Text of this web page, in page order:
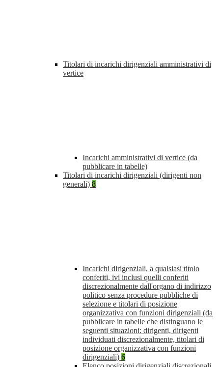
Titolari di incarichi dirigenziali amministrativi di
vertice
Incarichi amministrativi di vertice (da
pubblicare in tabelle)
Titolari di incarichi dirigenziali (dirigenti non
generali) 8
Incarichi dirigenziali, a qualsiasi titolo
conferiti, ivi inclusi quelli conferiti
discrezionalmente dall'organo di indirizzo
politico senza procedure pubbliche di
selezione e titolari di posizione
organizzativa con funzioni dirigenziali (da
pubblicare in tabelle che distinguano le
seguenti situazioni: dirigenti, dirigenti
individuati discrezionalmente, titolari di
posizione organizzativa con funzioni
dirigenziali) 6